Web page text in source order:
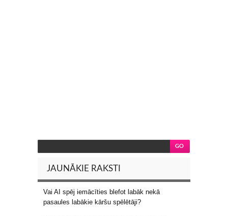
JAUNĀKIE RAKSTI
Vai AI spēj iemācīties blefot labāk nekā
pasaules labākie kāršu spēlētāji?